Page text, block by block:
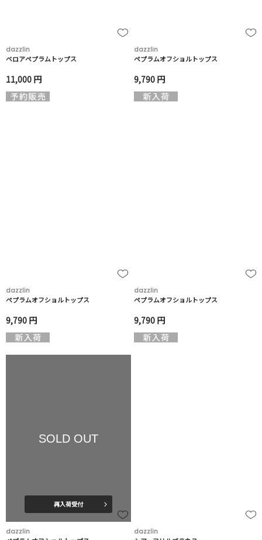
dazzlin
ベロアペプラムトップス
11,000 円
dazzlin
ペプラムオフショルトップス
9,790 円
dazzlin
ペプラムオフショルトップス
9,790 円
dazzlin
ペプラムオフショルトップス
9,790 円
SOLD OUT
再入荷受付
dazzlin
dazzlin